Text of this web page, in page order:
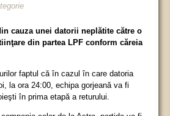
cauza unei datorii neplătite către o
din partea LPF conform căreia
faptul că în cazul în care datoria
la ora 24:00, echipa gorjeană va fi
în prima etapă a returului.